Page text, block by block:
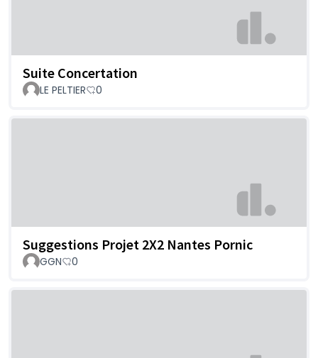
Suite Concertation
LE PELTIER 0
Suggestions Projet 2X2 Nantes Pornic
GGN 0